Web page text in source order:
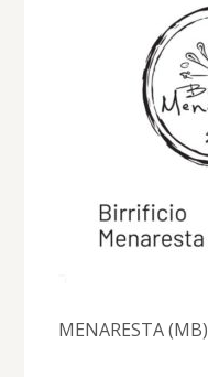
MENARESTA (MB)